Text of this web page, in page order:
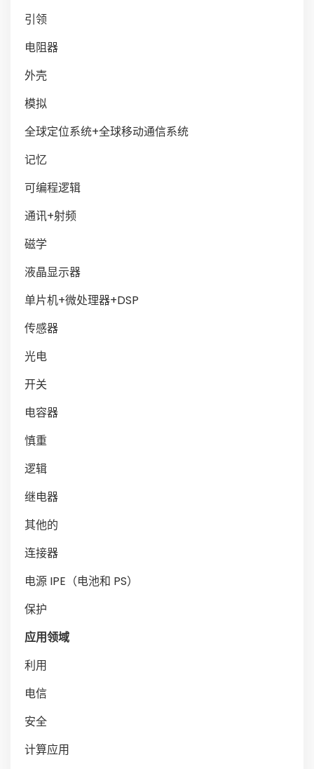
引领
电阻器
外壳
模拟
全球定位系统+全球移动通信系统
记忆
可编程逻辑
通讯+射频
磁学
液晶显示器
单片机+微处理器+DSP
传感器
光电
开关
电容器
慎重
逻辑
继电器
其他的
连接器
电源 IPE（电池和 PS）
保护
应用领域
利用
电信
安全
计算应用